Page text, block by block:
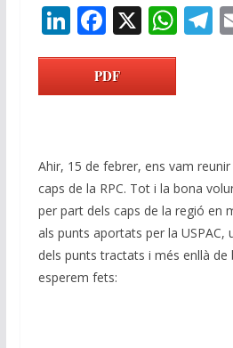
Li
n
k
e
n
F
ac
e
b
o
k
X W
p
p
T
PDF
Ahir, 15 de febrer, ens vam
caps de la RPC. Tot i la bona
per part dels caps de la regió en
als punts aportats per la USPAC,
dels punts tractats i més enllà de
esperem fets: